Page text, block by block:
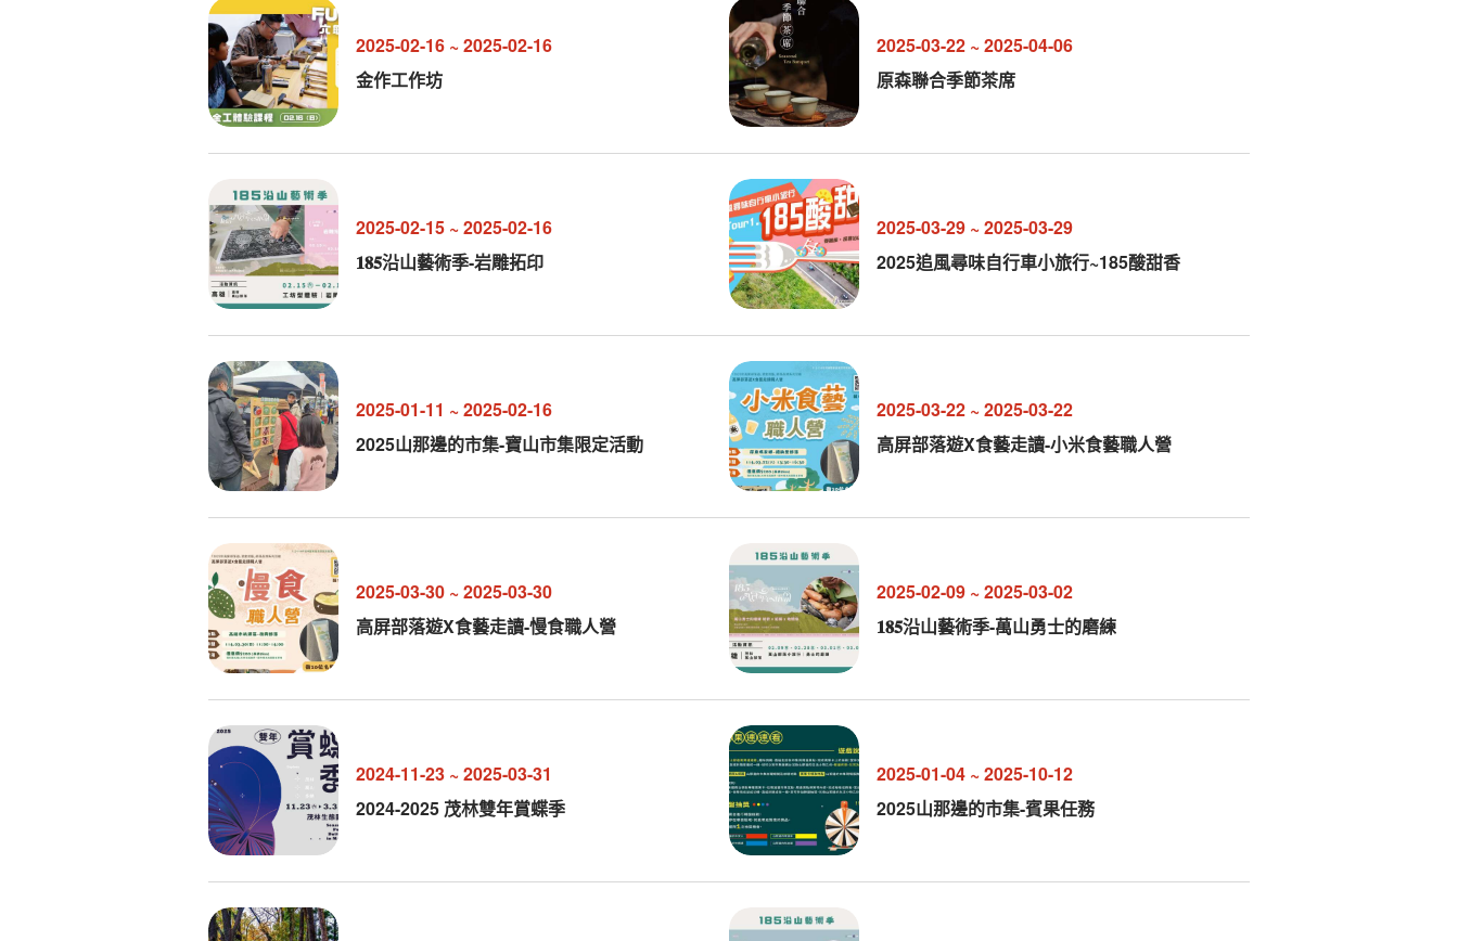
2025-02-16 ~2025-02-16
金作工作坊
2025-03-22 ~2025-04-06
原森聯合季節茶席
2025-02-15 ~2025-02-16
𝟏𝟖𝟓沿山藝術季-岩雕拓印
2025-03-29 ~2025-03-29
2025追風尋味自行車小旅行~185酸甜香
2025-01-11 ~2025-02-16
2025山那邊的市集-寶山市集限定活動
2025-03-22 ~2025-03-22
高屏部落遊X食藝走讀-小米食藝職人營
2025-03-30 ~2025-03-30
高屏部落遊X食藝走讀-慢食職人營
2025-02-09 ~2025-03-02
𝟏𝟖𝟓沿山藝術季-萬山勇士的磨練
2024-11-23 ~2025-03-31
2024-2025 茂林雙年賞蝶季
2025-01-04 ~2025-10-12
2025山那邊的市集-賓果任務